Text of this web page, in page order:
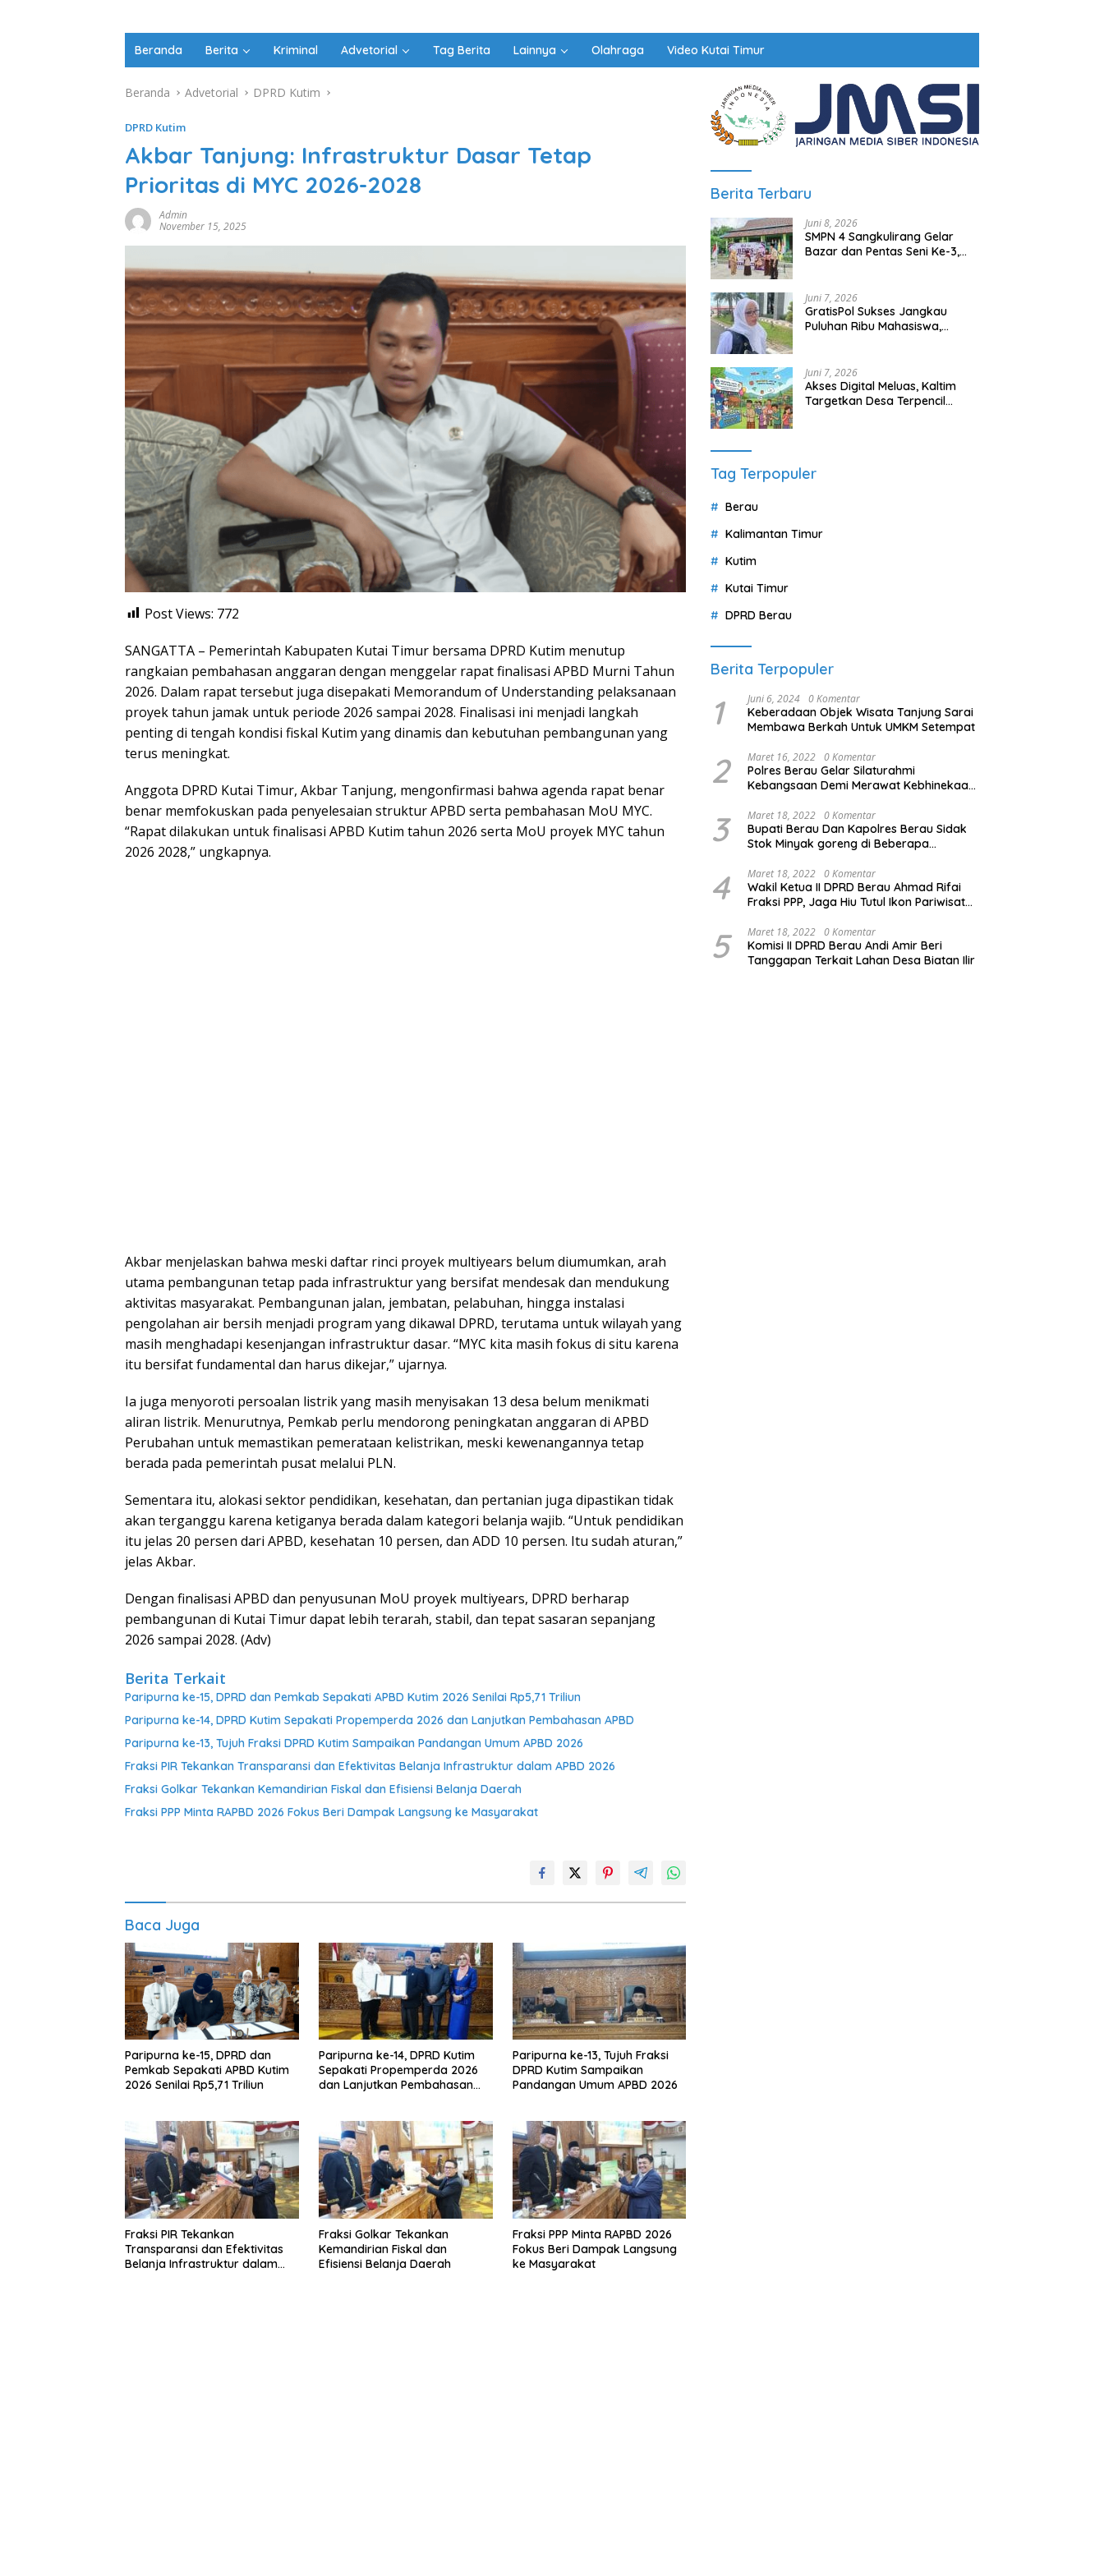
Beranda Berita Kriminal Advetorial Tag Berita Lainnya Olahraga Video Kutai Timur
Beranda Advetorial DPRD Kutim
DPRD Kutim
Akbar Tanjung: Infrastruktur Dasar Tetap
Prioritas di MYC 2026-2028
Admin
November 15, 2025
Post Views: 772
SANGATTA – Pemerintah Kabupaten Kutai Timur bersama DPRD Kutim menutup
rangkaian pembahasan anggaran dengan menggelar rapat finalisasi APBD Murni Tahun
2026. Dalam rapat tersebut juga disepakati Memorandum of Understanding pelaksanaan
proyek tahun jamak untuk periode 2026 sampai 2028. Finalisasi ini menjadi langkah
penting di tengah kondisi fiskal Kutim yang dinamis dan kebutuhan pembangunan yang
terus meningkat.
Anggota DPRD Kutai Timur, Akbar Tanjung, mengonfirmasi bahwa agenda rapat benar
benar memfokuskan pada penyelesaian struktur APBD serta pembahasan MoU MYC.
“Rapat dilakukan untuk finalisasi APBD Kutim tahun 2026 serta MoU proyek MYC tahun
2026 2028,” ungkapnya.
Akbar menjelaskan bahwa meski daftar rinci proyek multiyears belum diumumkan, arah
utama pembangunan tetap pada infrastruktur yang bersifat mendesak dan mendukung
aktivitas masyarakat. Pembangunan jalan, jembatan, pelabuhan, hingga instalasi
pengolahan air bersih menjadi program yang dikawal DPRD, terutama untuk wilayah yang
masih menghadapi kesenjangan infrastruktur dasar. “MYC kita masih fokus di situ karena
itu bersifat fundamental dan harus dikejar,” ujarnya.
Ia juga menyoroti persoalan listrik yang masih menyisakan 13 desa belum menikmati
aliran listrik. Menurutnya, Pemkab perlu mendorong peningkatan anggaran di APBD
Perubahan untuk memastikan pemerataan kelistrikan, meski kewenangannya tetap
berada pada pemerintah pusat melalui PLN.
Sementara itu, alokasi sektor pendidikan, kesehatan, dan pertanian juga dipastikan tidak
akan terganggu karena ketiganya berada dalam kategori belanja wajib. “Untuk pendidikan
itu jelas 20 persen dari APBD, kesehatan 10 persen, dan ADD 10 persen. Itu sudah aturan,”
jelas Akbar.
Dengan finalisasi APBD dan penyusunan MoU proyek multiyears, DPRD berharap
pembangunan di Kutai Timur dapat lebih terarah, stabil, dan tepat sasaran sepanjang
2026 sampai 2028. (Adv)
Berita Terkait
Paripurna ke-15, DPRD dan Pemkab Sepakati APBD Kutim 2026 Senilai Rp5,71 Triliun
Paripurna ke-14, DPRD Kutim Sepakati Propemperda 2026 dan Lanjutkan Pembahasan APBD
Paripurna ke-13, Tujuh Fraksi DPRD Kutim Sampaikan Pandangan Umum APBD 2026
Fraksi PIR Tekankan Transparansi dan Efektivitas Belanja Infrastruktur dalam APBD 2026
Fraksi Golkar Tekankan Kemandirian Fiskal dan Efisiensi Belanja Daerah
Fraksi PPP Minta RAPBD 2026 Fokus Beri Dampak Langsung ke Masyarakat
Baca Juga
Paripurna ke-15, DPRD dan
Pemkab Sepakati APBD Kutim
2026 Senilai Rp5,71 Triliun
Paripurna ke-14, DPRD Kutim
Sepakati Propemperda 2026
dan Lanjutkan Pembahasan
Paripurna ke-13, Tujuh Fraksi
DPRD Kutim Sampaikan
Pandangan Umum APBD 2026
Fraksi PIR Tekankan
Transparansi dan Efektivitas
Belanja Infrastruktur dalam
Fraksi Golkar Tekankan
Kemandirian Fiskal dan
Efisiensi Belanja Daerah
Fraksi PPP Minta RAPBD 2026
Fokus Beri Dampak Langsung
ke Masyarakat
Berita Terbaru
Juni 8, 2026
SMPN 4 Sangkulirang Gelar
Bazar dan Pentas Seni Ke-3,
Juni 7, 2026
GratisPol Sukses Jangkau
Puluhan Ribu Mahasiswa,
Juni 7, 2026
Akses Digital Meluas, Kaltim
Targetkan Desa Terpencil
Tag Terpopuler
Berau
Kalimantan Timur
Kutim
Kutai Timur
DPRD Berau
Berita Terpopuler
1 Juni 6, 2024 0 Komentar
Keberadaan Objek Wisata Tanjung Sarai
Membawa Berkah Untuk UMKM Setempat
2 Maret 16, 2022 0 Komentar
Polres Berau Gelar Silaturahmi
Kebangsaan Demi Merawat Kebhinekaan
3 Maret 18, 2022 0 Komentar
Bupati Berau Dan Kapolres Berau Sidak
Stok Minyak goreng di Beberapa
4 Maret 18, 2022 0 Komentar
Wakil Ketua II DPRD Berau Ahmad Rifai
Fraksi PPP, Jaga Hiu Tutul Ikon Pariwisata
5 Maret 18, 2022 0 Komentar
Komisi II DPRD Berau Andi Amir Beri
Tanggapan Terkait Lahan Desa Biatan Ilir